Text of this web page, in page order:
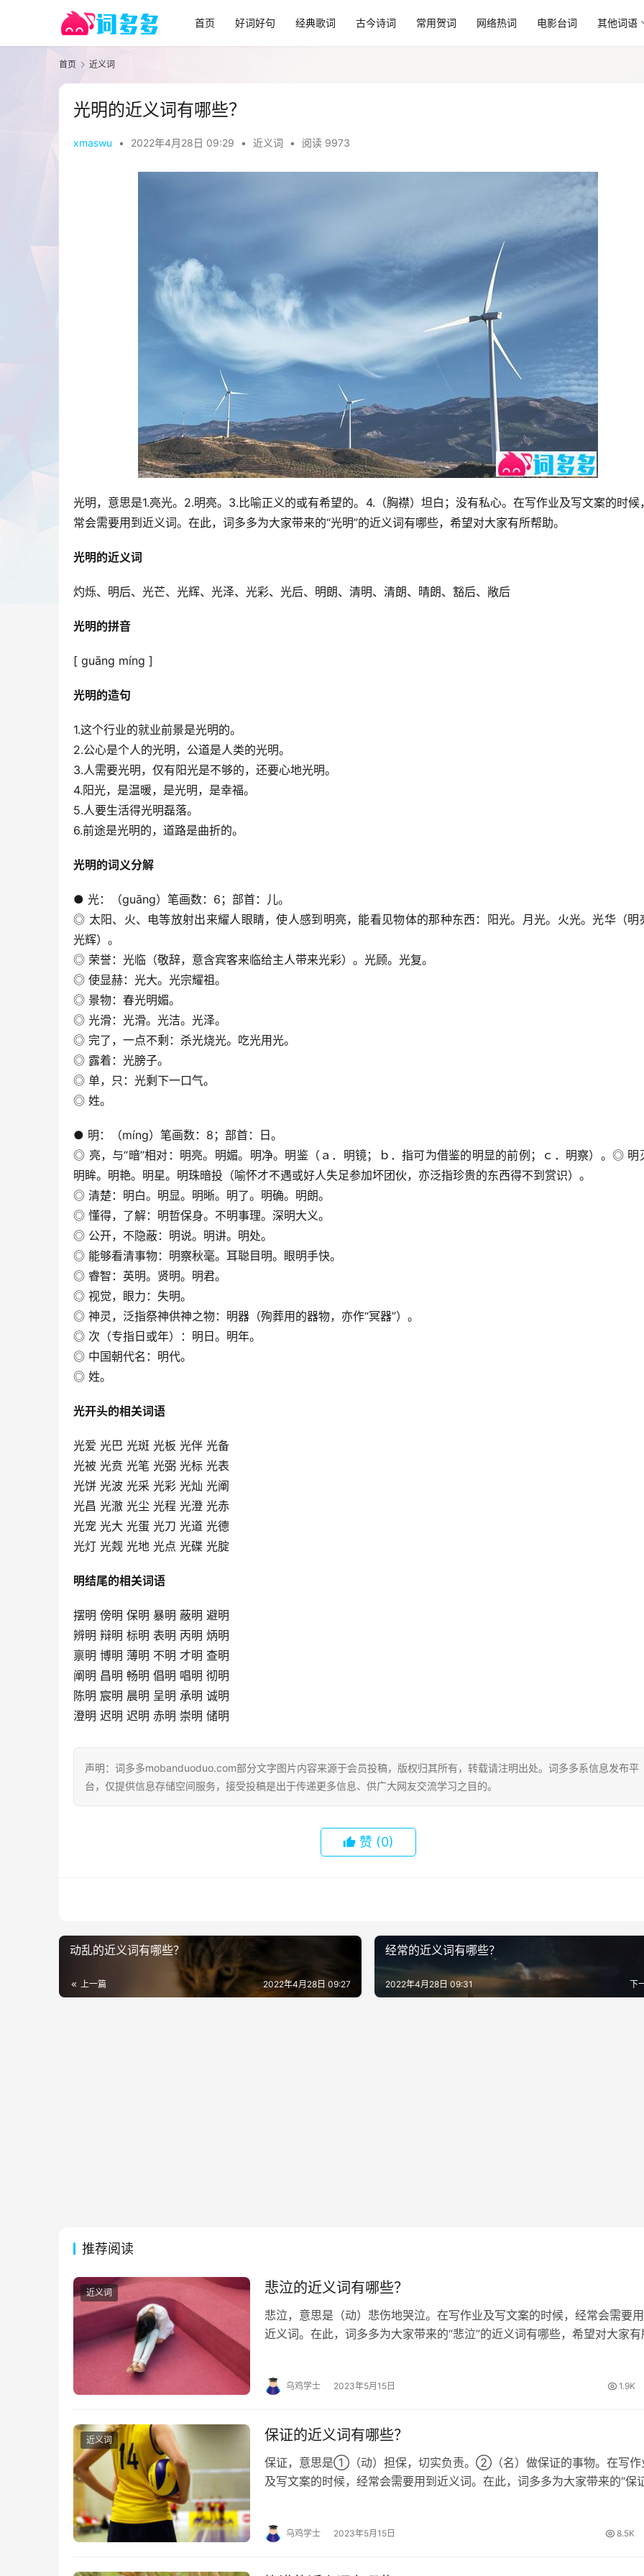
首页 好词好句 经典歌词 古今诗词 常用贺词 网络热词 电影台词 其他词语
首页 近义词
光明的近义词有哪些？
xmaswu • 2022年4月28日 09:29 • 近义词 • 阅读 9973
光明，意思是1.亮光。2.明亮。3.比喻正义的或有希望的。4.（胸襟）坦白；没有私心。在写作业及写文案的时候
常会需要用到近义词。在此，词多多为大家带来的“光明”的近义词有哪些，希望对大家有所帮助。
光明的近义词
灼烁、明后、光芒、光辉、光泽、光彩、光后、明朗、清明、清朗、晴朗、豁后、敞后
光明的拼音
[ guāng míng ]
光明的造句
1.这个行业的就业前景是光明的。
2.公心是个人的光明，公道是人类的光明。
3.人需要光明，仅有阳光是不够的，还要心地光明。
4.阳光，是温暖，是光明，是幸福。
5.人要生活得光明磊落。
6.前途是光明的，道路是曲折的。
光明的词义分解
● 光：（guāng）笔画数：6；部首：儿。
◎ 太阳、火、电等放射出来耀人眼睛，使人感到明亮，能看见物体的那种东西：阳光。月光。火光。光华（明
光辉）。
◎ 荣誉：光临（敬辞，意含宾客来临给主人带来光彩）。光顾。光复。
◎ 使显赫：光大。光宗耀祖。
◎ 景物：春光明媚。
◎ 光滑：光滑。光洁。光泽。
◎ 完了，一点不剩：杀光烧光。吃光用光。
◎ 露着：光膀子。
◎ 单，只：光剩下一口气。
◎ 姓。
● 明：（míng）笔画数：8；部首：日。
◎ 亮，与“暗”相对：明亮。明媚。明净。明鉴（ａ．明镜；ｂ．指可为借鉴的明显的前例；ｃ．明察）。◎ 明
明眸。明艳。明星。明珠暗投（喻怀才不遇或好人失足参加坏团伙，亦泛指珍贵的东西得不到赏识）。
◎ 清楚：明白。明显。明晰。明了。明确。明朗。
◎ 懂得，了解：明哲保身。不明事理。深明大义。
◎ 公开，不隐蔽：明说。明讲。明处。
◎ 能够看清事物：明察秋毫。耳聪目明。眼明手快。
◎ 睿智：英明。贤明。明君。
◎ 视觉，眼力：失明。
◎ 神灵，泛指祭神供神之物：明器（殉葬用的器物，亦作“冥器”）。
◎ 次（专指日或年）：明日。明年。
◎ 中国朝代名：明代。
◎ 姓。
光开头的相关词语
光爱 光巴 光斑 光板 光伴 光备
光被 光贲 光笔 光弼 光标 光表
光饼 光波 光采 光彩 光灿 光阐
光昌 光澈 光尘 光程 光澄 光赤
光宠 光大 光蛋 光刀 光道 光德
光灯 光觌 光地 光点 光碟 光腚
明结尾的相关词语
摆明 傍明 保明 暴明 蔽明 避明
辨明 辩明 标明 表明 丙明 炳明
禀明 博明 薄明 不明 才明 查明
阐明 昌明 畅明 倡明 唱明 彻明
陈明 宸明 晨明 呈明 承明 诚明
澄明 迟明 迟明 赤明 崇明 储明
声明：词多多mobanduoduo.com部分文字图片内容来源于会员投稿，版权归其所有，转载请注明出处。词多多系信息发布平
台，仅提供信息存储空间服务，接受投稿是出于传递更多信息、供广大网友交流学习之目的。
赞 (0)
动乱的近义词有哪些？
上一篇 2022年4月28日 09:27
经常的近义词有哪些？
下
2022年4月28日 09:31
推荐阅读
近义词 悲泣的近义词有哪些？
悲泣，意思是（动）悲伤地哭泣。在写作业及写文案的时候，经常会需要
近义词。在此，词多多为大家带来的“悲泣”的近义词有哪些，希望对大家有
乌鸡学士 2023年5月15日 1.9K
近义词 保证的近义词有哪些？
保证，意思是①（动）担保，切实负责。②（名）做保证的事物。在写作
及写文案的时候，经常会需要用到近义词。在此，词多多为大家带来的“保
乌鸡学士 2023年5月15日 8.5K